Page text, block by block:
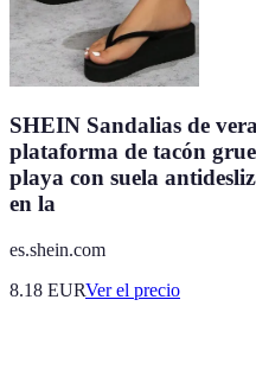
SHEIN Sandalias de
plataforma de tacón
playa con suela
en la
es.shein.com
8.18 EURVer el precio